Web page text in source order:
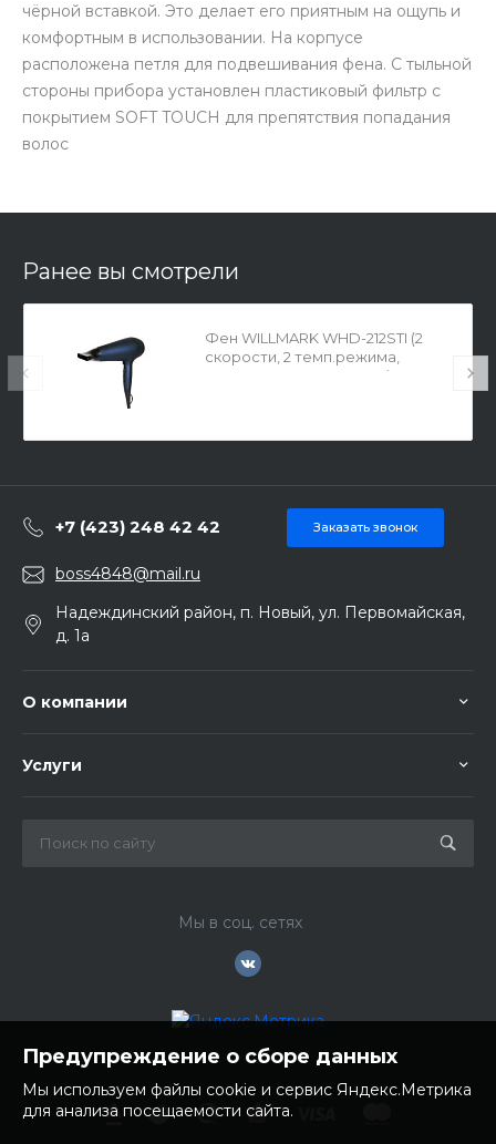
чёрной вставкой. Это делает его приятным на ощупь и
комфортным в использовании. На корпусе
расположена петля для подвешивания фена. С тыльной
стороны прибора установлен пластиковый фильтр с
покрытием SOFT TOUCH для препятствия попадания
волос
Ранее вы смотрели
Фен WILLMARK WHD-212STI (2
скорости, 2 темп.режима,
керам.покрытие.2200ВТ)
+7 (423) 248 42 42 Заказать звонок
boss4848@mail.ru
Надеждинский район, п. Новый, ул. Первомайская,
д. 1а
О компании
Услуги
Мы в соц. сетях
Предупреждение о сборе данных
Мы используем файлы cookie и сервис Яндекс.Метрика
для анализа посещаемости сайта.